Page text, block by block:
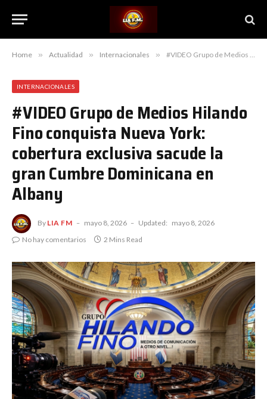
Home » Actualidad » Internacionales » #VIDEO Grupo de Medios Hilando Fino conquista Nueva York: cobertura exclusiva sacude la gran Cumbre Dominicana en Albany
INTERNACIONALES
#VIDEO Grupo de Medios Hilando
Fino conquista Nueva York:
cobertura exclusiva sacude la
gran Cumbre Dominicana en
Albany
By LIA FM mayo 8, 2026 Updated: mayo 8, 2026
No hay comentarios
2 Mins Read